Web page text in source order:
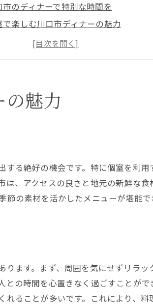
市のディナーで特別な時間を
で楽しむ川口市ディナーの魅力
市のディナーで個室を選ぶ理由
で過ごす川口市の贅沢なディナー
市ディナーで安心の個室利用
口市の個室で特別なディナーを
市のディナーで特別なひとときを
な日に川口市の個室ディナー
市ディナーで感じる特別な瞬間
で味わう川口市の絶品ディナー
市のディナーは個室で贅沢に
イベート空間で楽しむディナー
の魅力
る絶好の機会です。特に個室を利
、アクセスの良さと地元の新鮮な
の素材を活かしたメニューが堪能
ます。まず、周囲を気にせずリラ
の時間を心置きなく過ごすことが
ることが多いです。これにより、